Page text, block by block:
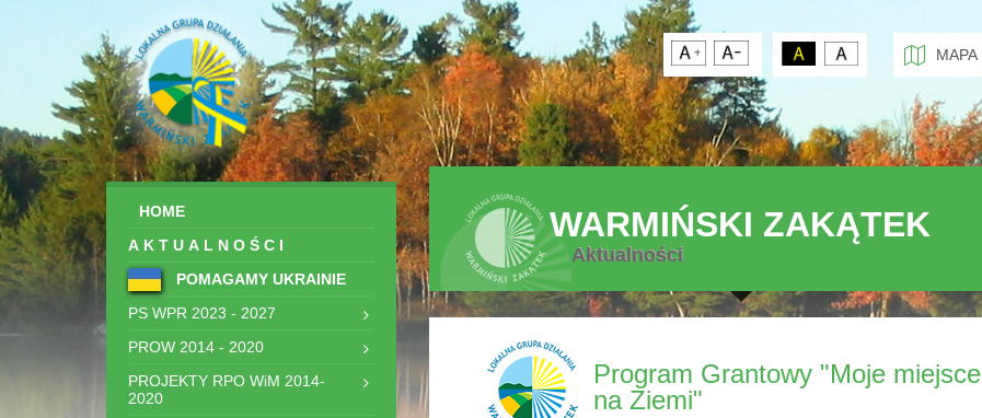
MAPA
WARMIŃSKI ZAKĄTEK
Aktualności
Program Grantowy "Moje miejsce
na Ziemi"
HOME
AKTUALNOŚCI
POMAGAMY UKRAINIE
PS WPR 2023 - 2027
PROW 2014 - 2020
PROJEKTY RPO WiM 2014-
2020